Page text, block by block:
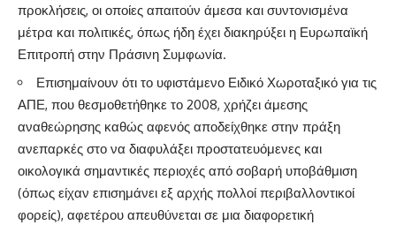
προκλήσεις, οι οποίες απαιτούν άμεσα και συντονισμένα
μέτρα και πολιτικές, όπως ήδη έχει διακηρύξει η Ευρωπαϊκή
Επιτροπή στην Πράσινη Συμφωνία.
Επισημαίνουν ότι το υφιστάμενο Ειδικό Χωροταξικό για τις
ΑΠΕ, που θεσμοθετήθηκε το 2008, χρήζει άμεσης
αναθεώρησης καθώς αφενός αποδείχθηκε στην πράξη
ανεπαρκές στο να διαφυλάξει προστατευόμενες και
οικολογικά σημαντικές περιοχές από σοβαρή υποβάθμιση
(όπως είχαν επισημάνει εξ αρχής πολλοί περιβαλλοντικοί
φορείς), αφετέρου απευθύνεται σε μια διαφορετική